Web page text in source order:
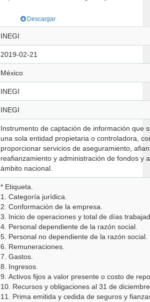
Descargar
INEGI
2019-02-21
México
INEGI
INEGI
Instrumento de captación de información que
una sola entidad propietaria o controladora,
proporcionar servicios de aseguramiento,
reafianzamiento y administración de fondos y
ámbito nacional.
* Etiqueta.
1. Categoría jurídica.
2. Conformación de la empresa.
3. Inicio de operaciones y total de días
4. Personal dependiente de la razón social.
5. Personal no dependiente de la razón social.
6. Remuneraciones.
7. Gastos.
8. Ingresos.
9. Activos fijos a valor presente o costo de
10. Recursos y obligaciones al 31 de
11. Prima emitida y cedida de seguros y